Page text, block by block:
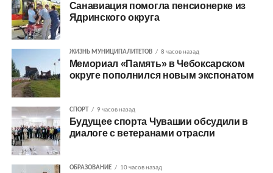
Санавиация помогла пенсионерке из
Ядринского округа
ЖИЗНЬ МУНИЦИПАЛИТЕТОВ 8 часов назад
Мемориал «Память» в Чебоксарском
округе пополнился новым экспонатом
СПОРТ 9 часов назад
Будущее спорта Чувашии обсудили в
диалоге с ветеранами отрасли
ОБРАЗОВАНИЕ 10 часов назад